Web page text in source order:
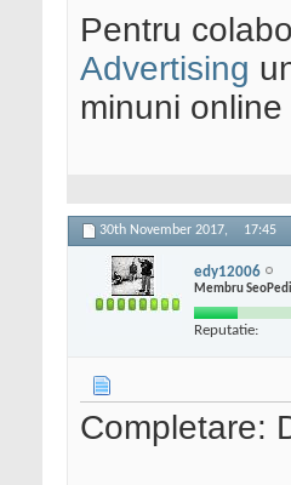
Pentru
Advertising
minuni online
30th November 2017, 17:45
edy12006
Membru
Reputatie:
Completare: